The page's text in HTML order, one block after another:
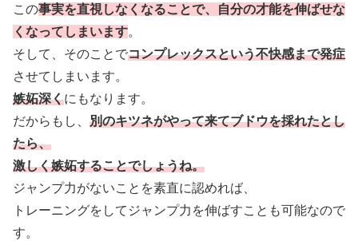
この事実を直視しなくなることで、自分の才能を伸ばせな
くなってしまいます。
そして、そのことでコンプレックスという不快感まで発症
させてしまいます。
嫉妬深くにもなります。
だからもし、 別のキツネがやって来てブドウを採れたとし
たら、
激しく嫉妬することでしょうね。
ジャンプ力がないことを素直に認めれば、
トレーニングをしてジャンプ力を伸ばすことも可能なので
す。